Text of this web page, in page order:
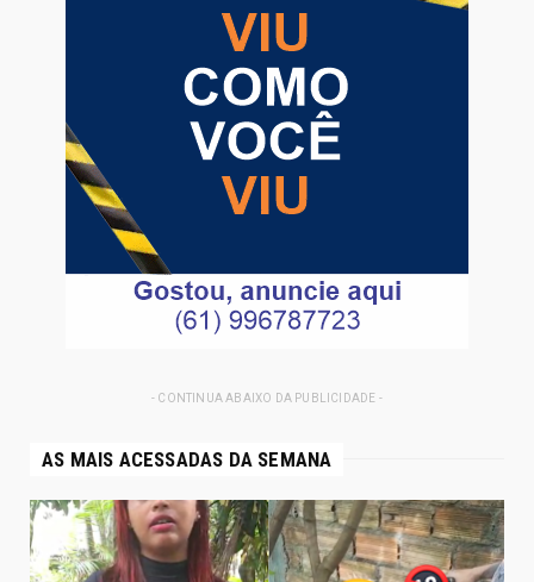
- CONTINUA ABAIXO DA PUBLICIDADE -
AS MAIS ACESSADAS DA SEMANA